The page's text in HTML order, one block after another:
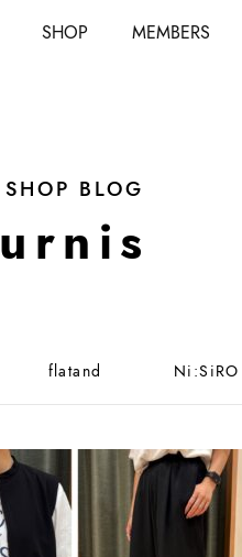
SHOP MEMBERS
SHOP BLOG
urnis
flatand Ni:SiRO